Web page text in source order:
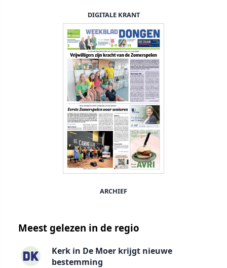
DIGITALE KRANT
ARCHIEF
Meest gelezen in de regio
Kerk in De Moer krijgt nieuwe
bestemming